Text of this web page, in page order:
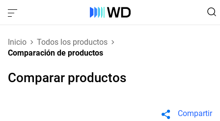
Inicio
Todos los productos
Comparación de productos
Comparar productos
Compartir